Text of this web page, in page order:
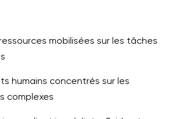
mobilisées sur les tâches
humains concentrés sur les
complexes